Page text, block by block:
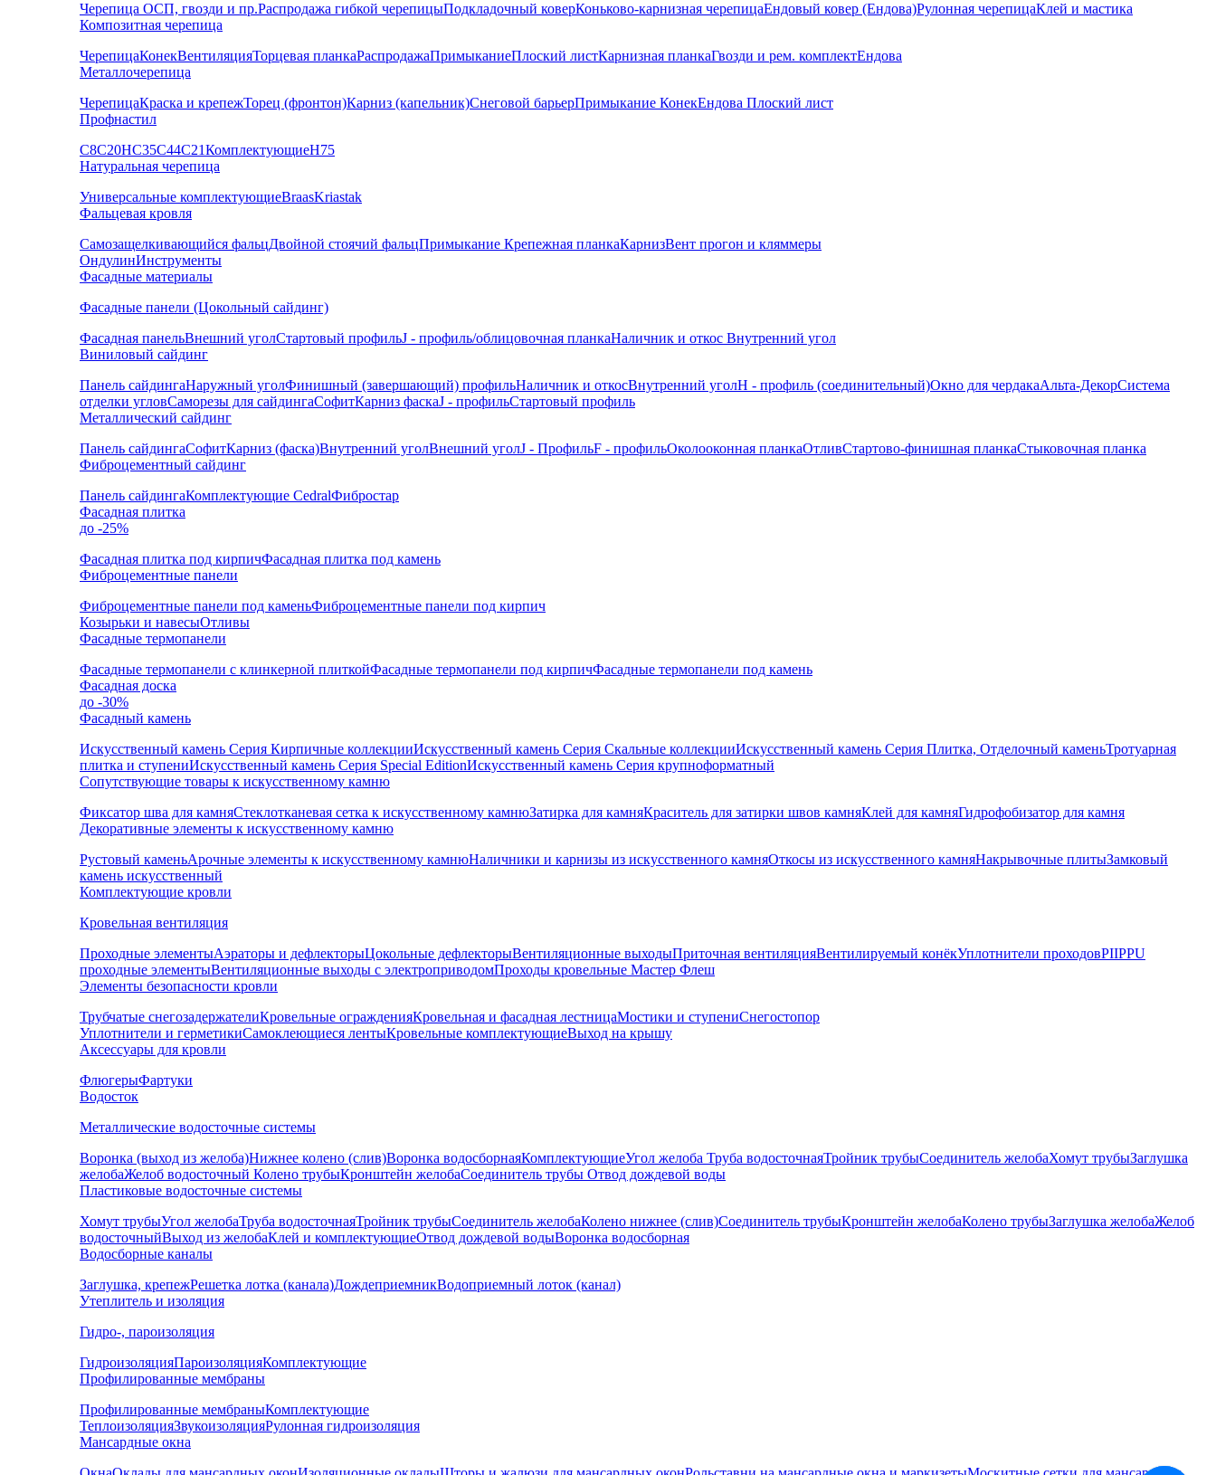
Черепица ОСП, гвозди и пр.Распродажа гибкой черепицыПодкладочный коверКоньково-карнизная черепицаЕндовый ковер (Ендова)Рулонная черепицаКлей и мастика
Композитная черепица
ЧерепицаКонекВентиляцияТорцевая планкаРаспродажаПримыканиеПлоский листКарнизная планкаГвозди и рем. комплектЕндова
Металлочерепица
ЧерепицаКраска и крепежТорец (фронтон)Карниз (капельник)Снеговой барьерПримыкание КонекЕндова Плоский лист
Профнастил
С8С20НС35С44С21КомплектующиеН75
Натуральная черепица
Универсальные комплектующиеBraasKriastak
Фальцевая кровля
Самозащелкивающийся фальцДвойной стоячий фальцПримыкание Крепежная планкаКарнизВент прогон и кляммеры
ОндулинИнструменты
Фасадные материалы
Фасадные панели (Цокольный сайдинг)
Фасадная панельВнешний уголСтартовый профильJ - профиль/облицовочная планкаНаличник и откос Внутренний угол
Виниловый сайдинг
Панель сайдингаНаружный уголФинишный (завершающий) профильНаличник и откосВнутренний уголH - профиль (соединительный)Окно для чердакаАльта-ДекорСистема
отделки угловСаморезы для сайдингаСофитКарниз фаскаJ - профильСтартовый профиль
Металлический сайдинг
Панель сайдингаСофитКарниз (фаска)Внутренний уголВнешний уголJ - ПрофильF - профильОколооконная планкаОтливСтартово-финишная планкаСтыковочная планка
Фиброцементный сайдинг
Панель сайдингаКомплектующие CedralФибростар
Фасадная плитка
до -25%
Фасадная плитка под кирпичФасадная плитка под камень
Фиброцементные панели
Фиброцементные панели под каменьФиброцементные панели под кирпич
Козырьки и навесыОтливы
Фасадные термопанели
Фасадные термопанели с клинкерной плиткойФасадные термопанели под кирпичФасадные термопанели под камень
Фасадная доска
до -30%
Фасадный камень
Искусственный камень Серия Кирпичные коллекцииИскусственный камень Серия Скальные коллекцииИскусственный камень Серия Плитка, Отделочный каменьТротуарная
плитка и ступениИскусственный камень Серия Special EditionИскусственный камень Серия крупноформатный
Сопутствующие товары к искусственному камню
Фиксатор шва для камняСтеклотканевая сетка к искусственному камнюЗатирка для камняКраситель для затирки швов камняКлей для камняГидрофобизатор для камня
Декоративные элементы к искусственному камню
Рустовый каменьАрочные элементы к искусственному камнюНаличники и карнизы из искусственного камняОткосы из искусственного камняНакрывочные плитыЗамковый
камень искусственный
Комплектующие кровли
Кровельная вентиляция
Проходные элементыАэраторы и дефлекторыЦокольные дефлекторыВентиляционные выходыПриточная вентиляцияВентилируемый конёкУплотнители проходовPIIPPU
проходные элементыВентиляционные выходы с электроприводомПроходы кровельные Мастер Флеш
Элементы безопасности кровли
Трубчатые снегозадержателиКровельные огражденияКровельная и фасадная лестницаМостики и ступениСнегостопор
Уплотнители и герметикиСамоклеющиеся лентыКровельные комплектующиеВыход на крышу
Аксессуары для кровли
ФлюгерыФартуки
Водосток
Металлические водосточные системы
Воронка (выход из желоба)Нижнее колено (слив)Воронка водосборнаяКомплектующиеУгол желоба Труба водосточнаяТройник трубыСоединитель желобаХомут трубыЗаглушка
желобаЖелоб водосточный Колено трубыКронштейн желобаСоединитель трубы Отвод дождевой воды
Пластиковые водосточные системы
Хомут трубыУгол желобаТруба водосточнаяТройник трубыСоединитель желобаКолено нижнее (слив)Соединитель трубыКронштейн желобаКолено трубыЗаглушка желобаЖелоб
водосточныйВыход из желобаКлей и комплектующиеОтвод дождевой водыВоронка водосборная
Водосборные каналы
Заглушка, крепежРешетка лотка (канала)ДождеприемникВодоприемный лоток (канал)
Утеплитель и изоляция
Гидро-, пароизоляция
ГидроизоляцияПароизоляцияКомплектующие
Профилированные мембраны
Профилированные мембраныКомплектующие
ТеплоизоляцияЗвукоизоляцияРулонная гидроизоляция
Мансардные окна